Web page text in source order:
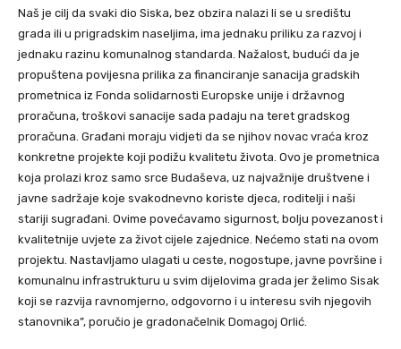
Naš je cilj da svaki dio Siska, bez obzira nalazi li se u središtu
grada ili u prigradskim naseljima, ima jednaku priliku za razvoj i
jednaku razinu komunalnog standarda. Nažalost, budući da je
propuštena povijesna prilika za financiranje sanacija gradskih
prometnica iz Fonda solidarnosti Europske unije i državnog
proračuna, troškovi sanacije sada padaju na teret gradskog
proračuna. Građani moraju vidjeti da se njihov novac vraća kroz
konkretne projekte koji podižu kvalitetu života. Ovo je prometnica
koja prolazi kroz samo srce Budaševa, uz najvažnije društvene i
javne sadržaje koje svakodnevno koriste djeca, roditelji i naši
stariji sugrađani. Ovime povećavamo sigurnost, bolju povezanost i
kvalitetnije uvjete za život cijele zajednice. Nećemo stati na ovom
projektu. Nastavljamo ulagati u ceste, nogostupe, javne površine i
komunalnu infrastrukturu u svim dijelovima grada jer želimo Sisak
koji se razvija ravnomjerno, odgovorno i u interesu svih njegovih
stanovnika”, poručio je gradonačelnik Domagoj Orlić.